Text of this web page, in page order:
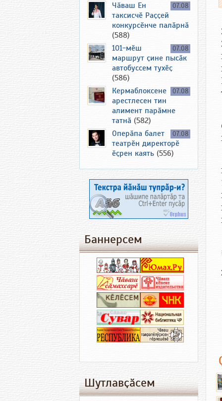
07.08
Чӑваш Ен
таксисчӗ Раҫҫей
конкурсӗнче палӑрнӑ
(588)
07.08
101-мӗш
маршрут ҫине пысӑк
автобуссем тухӗҫ
(586)
07.08
Кермаблоксене
арестлесен тин
алимент парӑмне
татнӑ (582)
07.08
Оперӑпа балет
театрӗн директорӗ
ӗҫрен каять (556)
Баннерсем
Шутлавҫӑсем